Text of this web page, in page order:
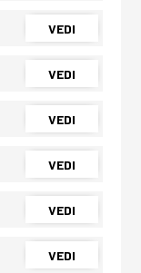
VEDI
VEDI
VEDI
VEDI
VEDI
VEDI